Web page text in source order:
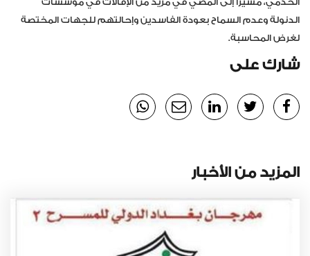
الدنولة وعدم السماح بعودة الفاسدين وإحالتهم للجهات المختصة
لغرض المحاسبة.
شارك على
المزيد من الأخبار